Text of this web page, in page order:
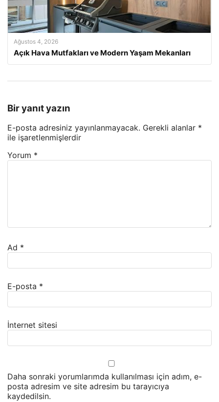
Ağustos 4, 2026
Açık Hava Mutfakları ve Modern Yaşam Mekanları
Bir yanıt yazın
E-posta adresiniz yayınlanmayacak. Gerekli alanlar *
ile işaretlenmişlerdir
Yorum *
Ad *
E-posta *
İnternet sitesi
Daha sonraki yorumlarımda kullanılması için adım, e-
posta adresim ve site adresim bu tarayıcıya
kaydedilsin.